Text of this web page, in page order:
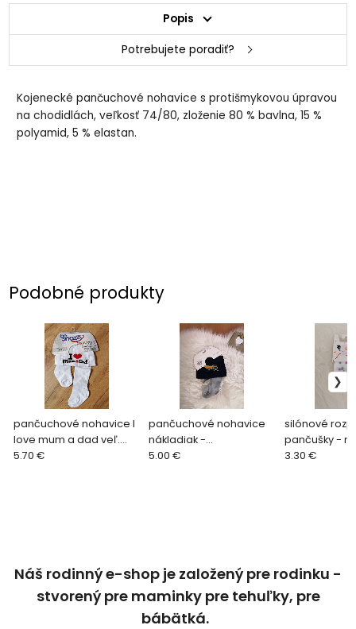
Popis
Potrebujete poradiť?
Kojenecké pančuchové nohavice s protišmykovou úpravou
na chodidlách, veľkosť 74/80, zloženie 80 % bavlna, 15 %
polyamid, 5 % elastan.
Podobné produkty
pančuchové nohavice I
love mum a dad veľ.
68/74
5.70 €
pančuchové nohavice
nákladiak -
tmavomodré veľ. 68/74
5.00 €
silónové
pančušky -
na 6-12 mes.
3.30 €
Náš rodinný e-shop je založený pre rodinku -
stvorený pre maminky pre tehuľky, pre
bábätká.